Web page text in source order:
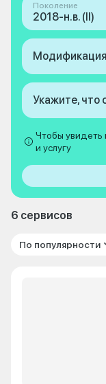
Поколение
2018-н.в. (II)
Модификация
Укажите, что
Чтобы увидеть
и услугу
6 сервисов
По популярности